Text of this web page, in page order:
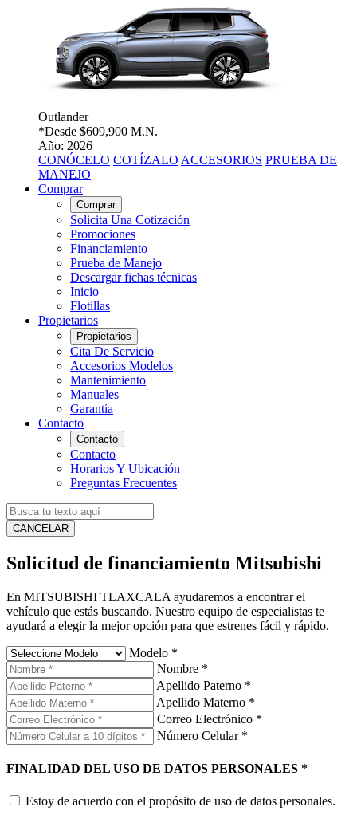
Outlander
*Desde $609,900 M.N.
Año: 2026
CONÓCELO COTÍZALO ACCESORIOS PRUEBA DE
MANEJO
Comprar
Comprar
Solicita Una Cotización
Promociones
Financiamiento
Prueba de Manejo
Descargar fichas técnicas
Inicio
Flotillas
Propietarios
Propietarios
Cita De Servicio
Accesorios Modelos
Mantenimiento
Manuales
Garantía
Contacto
Contacto
Contacto
Horarios Y Ubicación
Preguntas Frecuentes
CANCELAR
Solicitud de financiamiento Mitsubishi
En MITSUBISHI TLAXCALA ayudaremos a encontrar el
vehículo que estás buscando. Nuestro equipo de especialistas te
ayudará a elegir la mejor opción para que estrenes fácil y rápido.
Modelo *
Nombre *
Apellido Paterno *
Apellido Materno *
Correo Electrónico *
Número Celular *
FINALIDAD DEL USO DE DATOS PERSONALES *
Estoy de acuerdo con el propósito de uso de datos personales.